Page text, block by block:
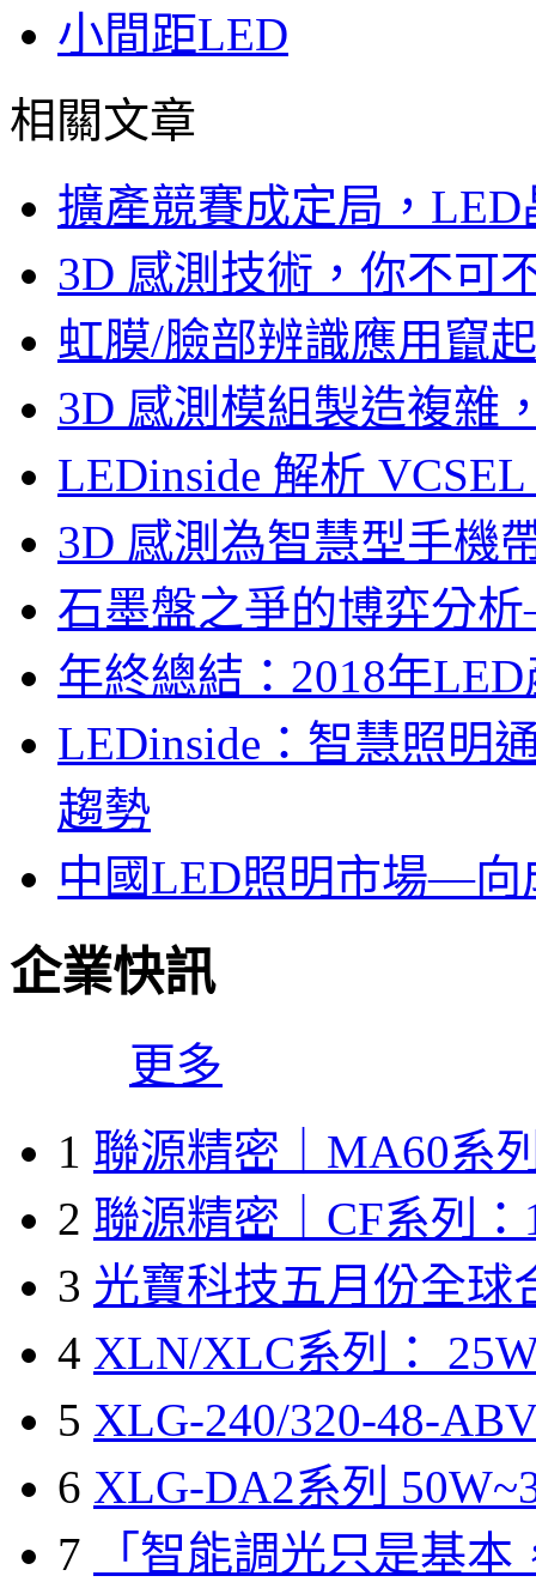
小間距LED
相關文章
擴產競賽成定局，
3D 感測技術，你不可
虹膜/臉部辨識應用竄
3D 感測模組製造複雜
LEDinside 解析
3D 感測為智慧型手機
石墨盤之爭的博弈分
年終總結：2018年
LEDinside：智慧照明
趨勢
中國LED照明市場—向
企業快訊
更多
1 聯源精密｜MA60系
2 聯源精密｜CF系列：
3 光寶科技五月份全球
4 XLN/XLC系列：
5 XLG-240/320-48-
6 XLG-DA2系列
7
「智能調光只是基本